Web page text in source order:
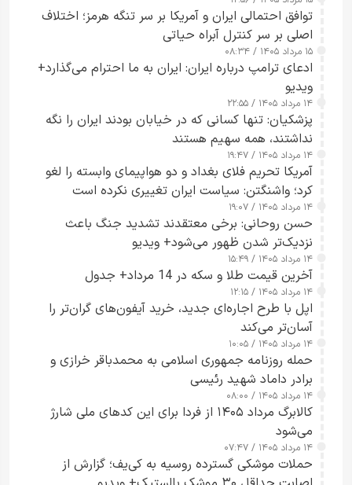
توافق احتمالی ایران و آمریکا بر سر تنگه هرمز؛ اختلاف
اصلی بر سر کنترل آبراه حیاتی
۱۵ مرداد ۱۴۰۵ / ۰۸:۳۴
ادعای ترامپ درباره ایران: ایران به ما احترام می‌گذارد+
ویدیو
۱۴ مرداد ۱۴۰۵ / ۲۲:۵۵
پزشکیان: تنها کسانی که در خیابان بودند ایران را نگه
نداشتند، همه سهیم هستند
۱۴ مرداد ۱۴۰۵ / ۱۹:۴۷
آمریکا تحریم فلای بغداد و دو هواپیمای وابسته را لغو
کرد؛ واشنگتن: سیاست ایران تغییری نکرده است
۱۴ مرداد ۱۴۰۵ / ۱۹:۰۷
حسن روحانی: برخی معتقدند تشدید جنگ باعث
نزدیک‌تر شدن ظهور می‌شود+ ویدیو
۱۴ مرداد ۱۴۰۵ / ۱۵:۴۹
آخرین قیمت طلا و سکه در 14 مرداد+ جدول
۱۴ مرداد ۱۴۰۵ / ۱۲:۱۵
اپل با طرح اجاره‌ای جدید، خرید آیفون‌های گران‌تر را
آسان‌تر می‌کند
۱۴ مرداد ۱۴۰۵ / ۱۰:۰۵
حمله روزنامه جمهوری اسلامی به محمدباقر خرازی و
برادر داماد شهید رئیسی
۱۴ مرداد ۱۴۰۵ / ۰۸:۰۰
کالابرگ مرداد ۱۴۰۵ از فردا برای این کدهای ملی شارژ
می‌شود
۱۴ مرداد ۱۴۰۵ / ۰۷:۴۷
حملات موشکی گسترده روسیه به کی‌یف؛ گزارش از